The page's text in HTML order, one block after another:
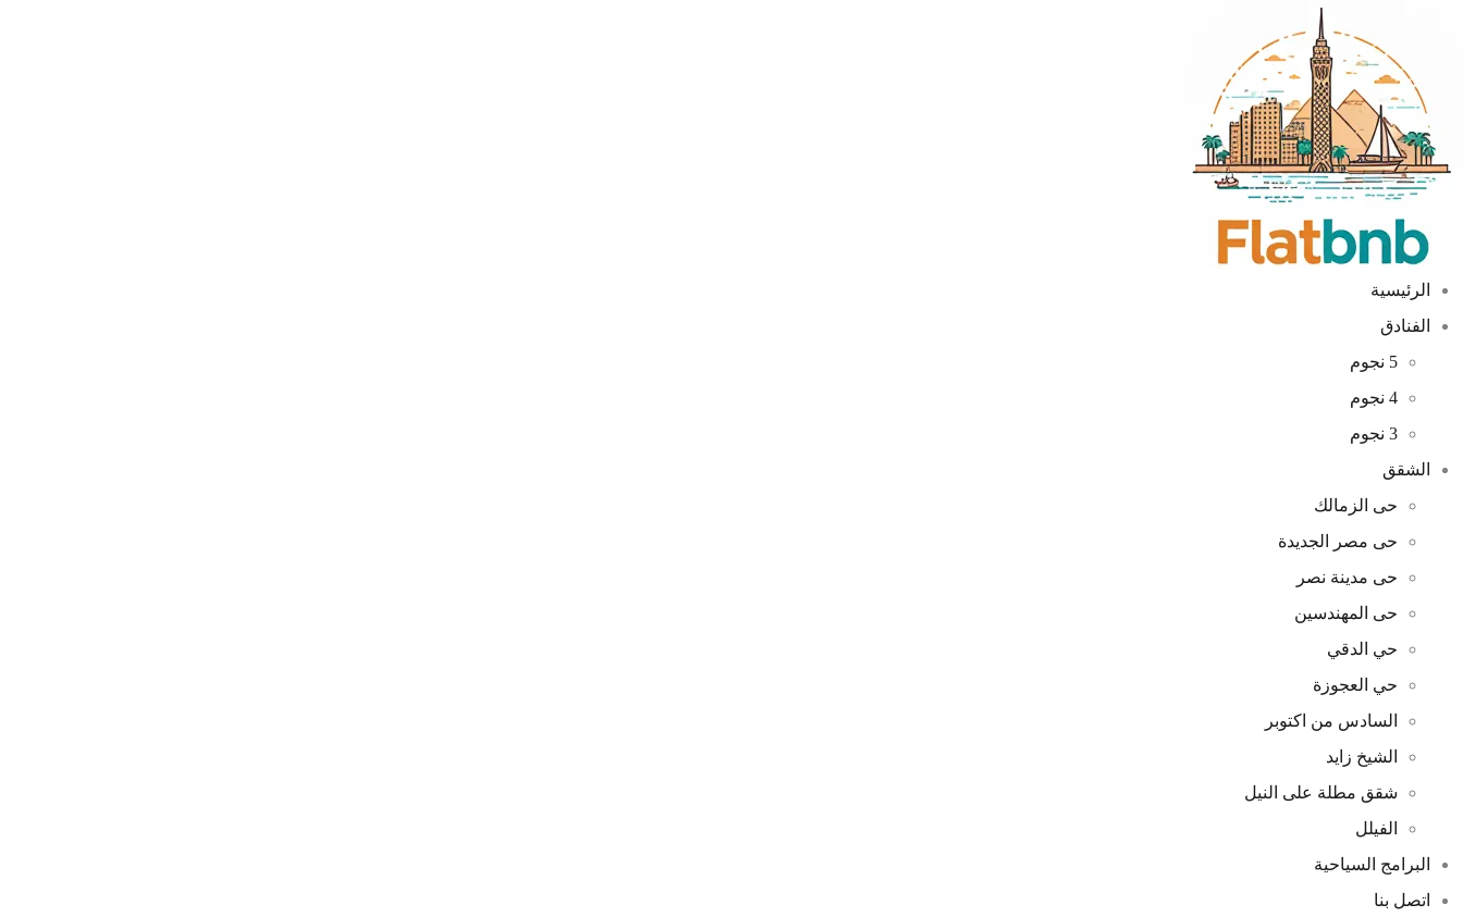
الرئيسية
الفنادق
5 نجوم
4 نجوم
3 نجوم
الشقق
حى الزمالك
حى مصر الجديدة
حى مدينة نصر
حى المهندسين
حي الدقي
حي العجوزة
السادس من اكتوبر
الشيخ زايد
شقق مطلة على النيل
الفيلل
البرامج السياحية
اتصل بنا